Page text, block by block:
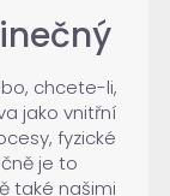
chcete-li,
jako vnitřní
fyzické
je to
také našimi